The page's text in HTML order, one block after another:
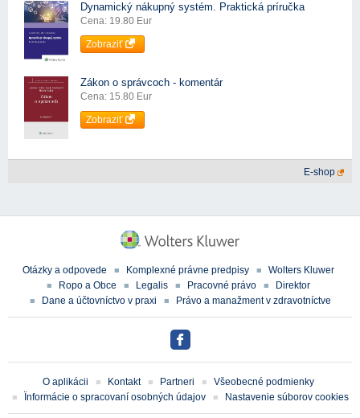
Dynamický nákupný systém. Praktická príručka
Cena: 19.80 Eur
Zobraziť
Zákon o správcoch - komentár
Cena: 15.80 Eur
Zobraziť
E-shop
Otázky a odpovede Komplexné právne predpisy
Wolters Kluwer
Ropo a Obce
Legalis Pracovné právo
Direktor
Dane a účtovníctvo v praxi
Právo a manažment v zdravotníctve
O aplikácii Kontakt Partneri
Všeobecné podmienky
Ïnformácie o spracovaní osobných údajov
Nastavenie súborov cookies